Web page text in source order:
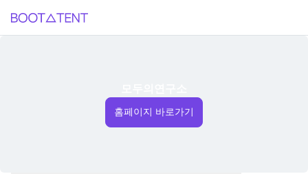
홈페이지 바로가기